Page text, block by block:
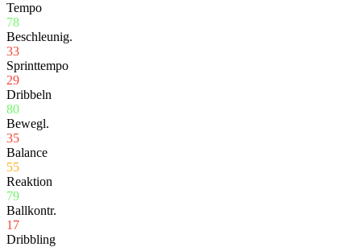
Tempo
78
Beschleunig.
33
Sprinttempo
29
Dribbeln
80
Bewegl.
35
Balance
55
Reaktion
79
Ballkontr.
17
Dribbling